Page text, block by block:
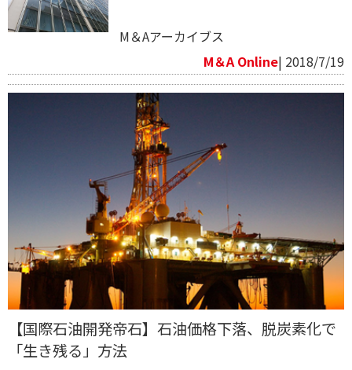
M＆Aアーカイブス
M＆A Online| 2018/7/19
【国際石油開発帝石】石油価格下落、脱炭素化で
「生き残る」方法